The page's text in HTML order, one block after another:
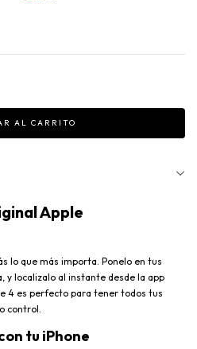
Apple
lo que más importa. Ponelo en tus
y localizalo al instante desde la app
4 es perfecto para tener todos tus
control.
tu iPhone